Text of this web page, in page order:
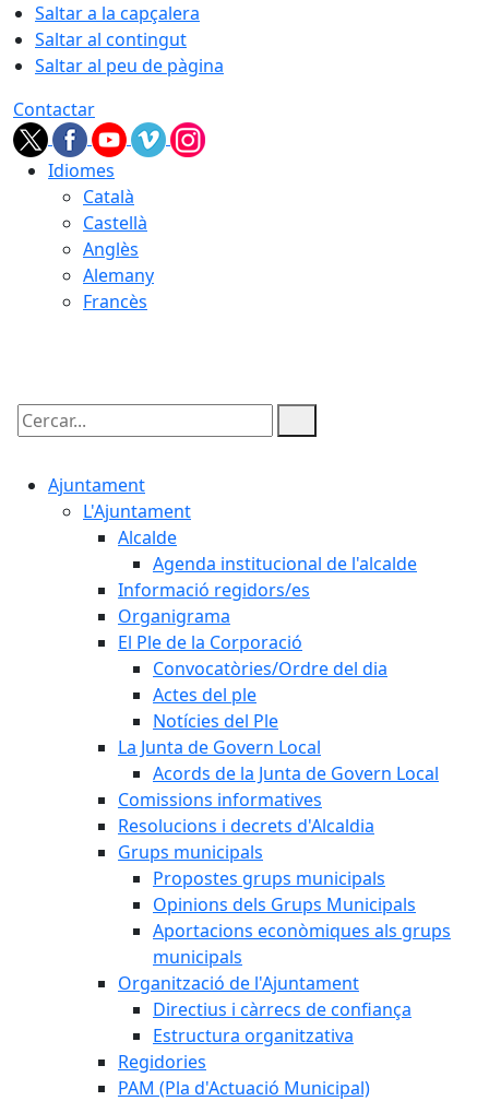
Saltar a la capçalera
Saltar al contingut
Saltar al peu de pàgina
Contactar
Idiomes
Català
Castellà
Anglès
Alemany
Francès
Cercar:
Ajuntament
L'Ajuntament
Alcalde
Agenda institucional de l'alcalde
Informació regidors/es
Organigrama
El Ple de la Corporació
Convocatòries/Ordre del dia
Actes del ple
Notícies del Ple
La Junta de Govern Local
Acords de la Junta de Govern Local
Comissions informatives
Resolucions i decrets d'Alcaldia
Grups municipals
Propostes grups municipals
Opinions dels Grups Municipals
Aportacions econòmiques als grups
municipals
Organització de l'Ajuntament
Directius i càrrecs de confiança
Estructura organitzativa
Regidories
PAM (Pla d'Actuació Municipal)